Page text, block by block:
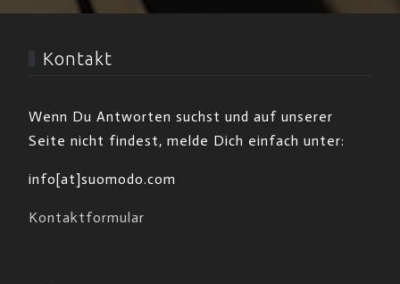
Kontakt
Wenn Du Antworten suchst und auf unserer
Seite nicht findest, melde Dich einfach unter:
info[at]suomodo.com
Kontaktformular